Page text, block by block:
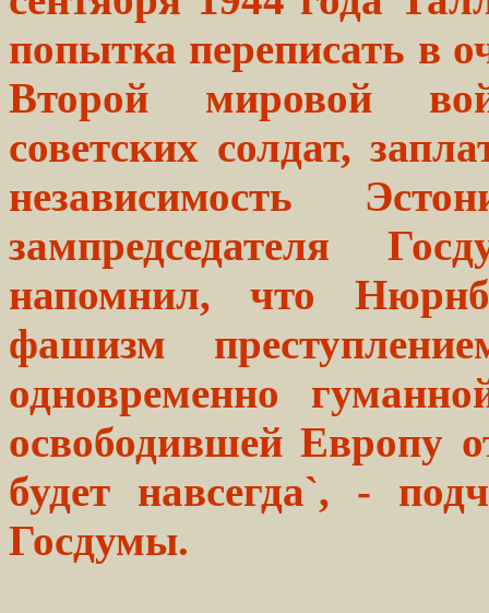
попытка переписать в
Второй мировой
советских солдат,
независимость
зампредседателя
напомнил, что
фашизм
одновременно
освободившей Европу
будет навсегда`, -
Госдумы.